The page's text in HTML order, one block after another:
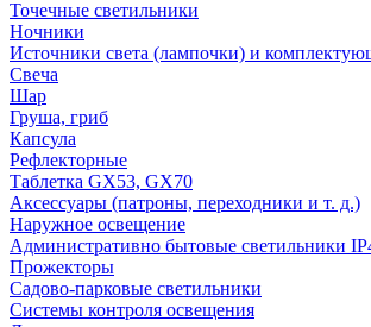
Точечные светильники
Ночники
Источники света (лампочки) и
Свеча
Шар
Груша, гриб
Капсула
Рефлекторные
Таблетка GX53, GX70
Аксессуары (патроны, переходники и т. д.)
Наружное освещение
Административно бытовые светильники
Прожекторы
Садово-парковые светильники
Системы контроля освещения